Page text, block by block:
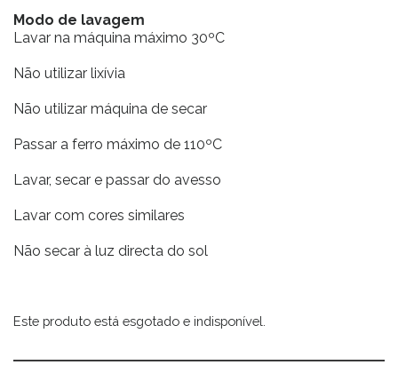
Modo de lavagem
Lavar na máquina máximo 30ºC
Não utilizar lixívia
Não utilizar máquina de secar
Passar a ferro máximo de 110ºC
Lavar, secar e passar do avesso
Lavar com cores similares
Não secar à luz directa do sol
Este produto está esgotado e indisponível.
Alternative: